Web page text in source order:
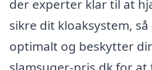
der experter klar til at
sikre dit kloaksystem,
optimalt og beskytter